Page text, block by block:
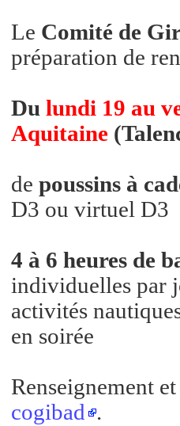
Le Comité de
préparation de
Du lundi 19 au
Aquitaine
de poussins à
D3 ou virtuel D3
4 à 6 heures de
individuelles par
activités
en soirée
Renseignement
cogibad .